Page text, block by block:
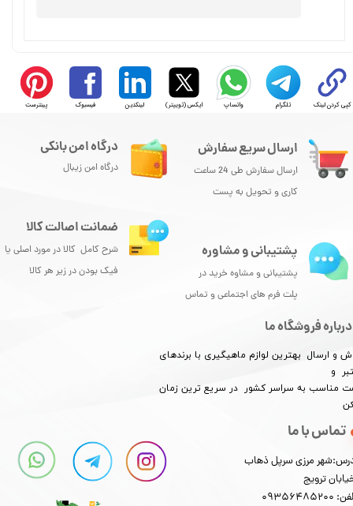
★★★
کپی کردن لینک تلگرام واتساپ ایکس (توییتر) لینکدین فیسبوک پینترست
ارسال سریع سفارش
ارسال سفارش طی 24 ساعت
کاری و تحویل به پست
درباره فروشگاه ما
و ارسال بهترین لوازم ماهیگیری با برندهای
و
مناسب به سراسر کشور در سریع ترین زمان
تماس با ما
مرزی سرپل ذهاب
ترویج
درگاه امن بانکی
درگاه امن زیبال
پشتیبانی و مشاوره
پشتیبانی و مشاوه خرید در
پلت فرم های اجتماعی و تماس
ضمانت اصالت کالا
شرح کامل کالا در مورد اصلی یا
فیک بودن در زیر هر کالا